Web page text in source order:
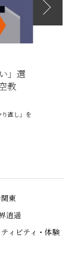
」選
教
直し」を
東
逍遥
ィビティ・体験